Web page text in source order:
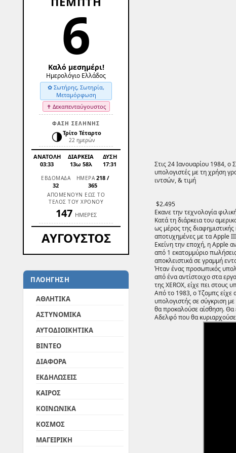
6
Καλό μεσημέρι!
Ημερολόγιο Ελλάδος
✿ Σωτήρης, Σωτηρία,
Μεταμόρφωση
✝ Δεκαπενταύγουστος
ΦΑΣΗ ΣΕΛΗΝΗΣ
🌗Τρίτο Τέταρτο
22 ημερών
ΑΝΑΤΟΛΗ
03:33
ΔΙΑΡΚΕΙΑ
13ω 58λ
ΔΥΣΗ
17:31
ΕΒΔΟΜΑΔΑ
32
ΗΜΕΡΑ 218 /
365
ΑΠΟΜΕΝΟΥΝ ΕΩΣ ΤΟ
ΤΕΛΟΣ ΤΟΥ ΧΡΟΝΟΥ
147 ΗΜΕΡΕΣ
ΑΥΓΟΥΣΤΟΣ
ΠΛΟΗΓΗΣΗ
ΑΘΛΗΤΙΚΑ
ΑΣΤΥΝΟΜΙΚΑ
ΑΥΤΟΔΙΟΙΚΗΤΙΚΑ
ΒΙΝΤΕΟ
ΔΙΑΦΟΡΑ
ΕΚΔΗΛΩΣΕΙΣ
ΚΑΙΡΟΣ
ΚΟΙΝΩΝΙΚΑ
ΚΟΣΜΟΣ
ΜΑΓΕΙΡΙΚΗ
Στις 24 Ιανουαρίου 1984,
υπολογιστές με τη χρήση
ιντσών, & τιμή
$2.495
Εκανε την τεχνολογία
Κατά τη διάρκεια του
ως μέρος της
αποτυχημένες με τα Apple
Εκείνη την εποχή, η Apple
από 1 εκατομμύριο
αποκλειστικά σε γραμμή
Ήταν ένας προσωπικός
από ένα αντίστοιχο στα
της XEROX, είχε πει στους
Από το 1983, ο Τζομπς είχε
υπολογιστής σε σύγκριση
θα προκαλούσε αίσθηση. Θα
Αδελφό που θα